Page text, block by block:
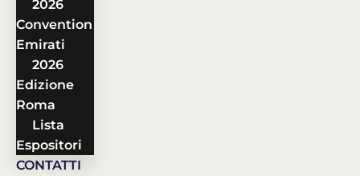
2026
Convention
Emirati
2026
Edizione
Roma
Lista
Espositori
CONTATTI